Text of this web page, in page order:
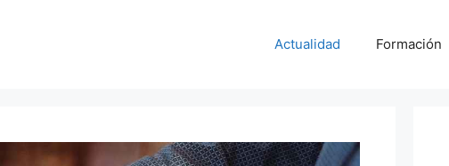
Actualidad Formación